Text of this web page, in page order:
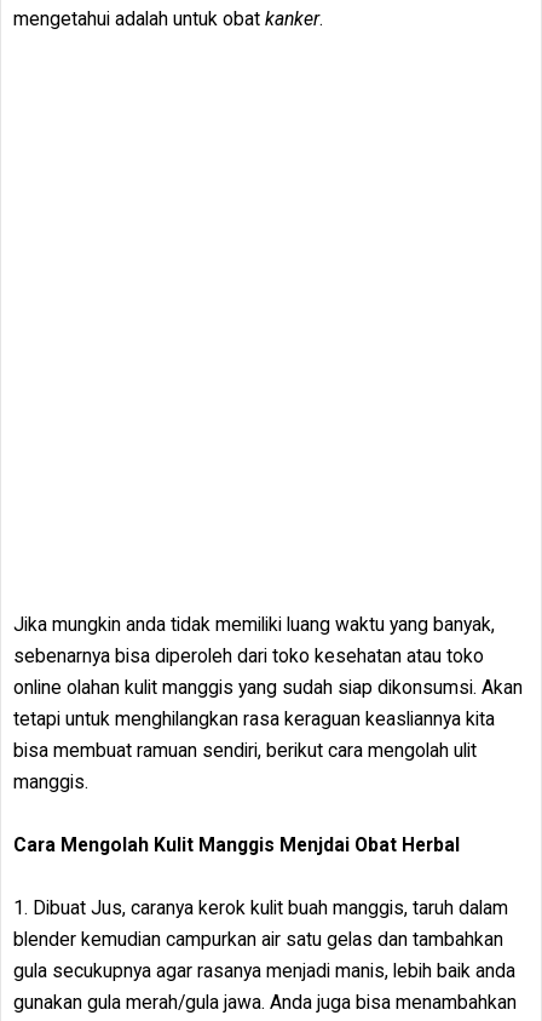
mengetahui adalah untuk obat kanker.
Jika mungkin anda tidak memiliki luang waktu yang banyak,
sebenarnya bisa diperoleh dari toko kesehatan atau toko
online olahan kulit manggis yang sudah siap dikonsumsi. Akan
tetapi untuk menghilangkan rasa keraguan keasliannya kita
bisa membuat ramuan sendiri, berikut cara mengolah ulit
manggis.
Cara Mengolah Kulit Manggis Menjdai Obat Herbal
1. Dibuat Jus, caranya kerok kulit buah manggis, taruh dalam
blender kemudian campurkan air satu gelas dan tambahkan
gula secukupnya agar rasanya menjadi manis, lebih baik anda
gunakan gula merah/gula jawa. Anda juga bisa menambahkan